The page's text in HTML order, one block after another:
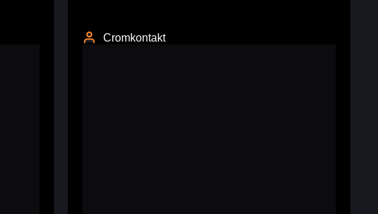
Cromkontakt